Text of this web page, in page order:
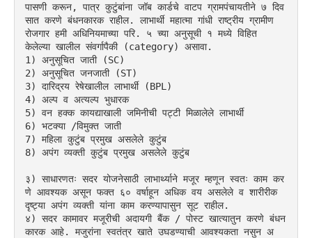
पासणी करून, पात्र कुटुंबांना जॉब कार्डचे वाटप ग्रामपंचायतीने ७ दिव
सात करणे बंधनकारक राहील. लाभार्थी महात्मा गांधी राष्ट्रीय ग्रामीण
रोजगार हमी अधिनियमाच्या परि. ५ च्या अनुसूची १ मध्ये विहित
केलेल्या खालील संवर्गापैकी (category) असावा.
1) अनुसूचित जाती (SC)
2) अनुसूचित जनजाती (ST)
3) दारिद्रय रेषेखालील लाभार्थी (BPL)
4) अल्प व अत्यल्प भुधारक
5) वन हक्क कायद्याखाली जमिनीची पट्टी मिळालेले लाभार्थी
6) भटक्या /विमुक्त जाती
7) महिला कुटुंब प्रमुख असलेले कुटुंब
8) अपंग व्यक्ती कुटुंब प्रमुख असलेले कुटुंब
३) साधारणतः सदर योजनेसाठी लाभार्थ्याने मजूर म्हणून स्वतः काम कर
णे आवश्यक असून फक्त ६० वर्षाहून अधिक वय असलेले व शारीरीक
दृष्ट्या अपंग व्यक्ती यांना काम करण्यापासुन सूट राहील.
४) सदर कामावर मजूरीची अदायगी बैंक / पोस्ट खात्यातुन करणे बंधन
कारक आहे. मजुरांना स्वतंत्र खाते उघडण्याची आवश्यकता नसुन अ